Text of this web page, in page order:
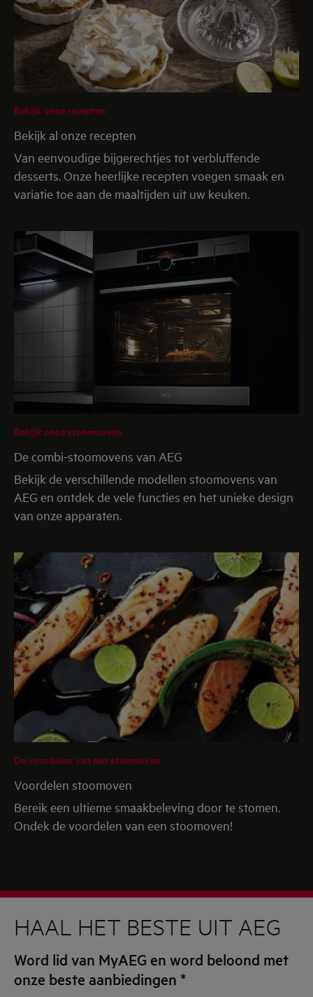
Bekijk onze recepten
Bekijk al onze recepten
Van eenvoudige bijgerechtjes tot verbluffende
desserts. Onze heerlijke recepten voegen smaak en
variatie toe aan de maaltijden uit uw keuken.
Bekijk onze stoomovens
De combi-stoomovens van AEG
Bekijk de verschillende modellen stoomovens van
AEG en ontdek de vele functies en het unieke design
van onze apparaten.
De voordelen van een stoomoven
Voordelen stoomoven
Bereik een ultieme smaakbeleving door te stomen.
Ondek de voordelen van een stoomoven!
HAAL HET BESTE UIT AEG
Word lid van MyAEG en word beloond met
onze beste aanbiedingen *